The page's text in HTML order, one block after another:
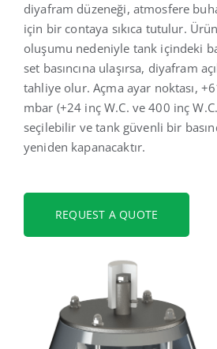
diyafram düzeneği, atmosfere
için bir contaya sıkıca tutulur.
oluşumu nedeniyle tank içindeki
set basıncına ulaşırsa, diyafram
tahliye olur. Açma ayar noktası,
mbar (+24 inç W.C. ve 400 inç
seçilebilir ve tank güvenli bir
yeniden kapanacaktır.
REQUEST A QUOTE